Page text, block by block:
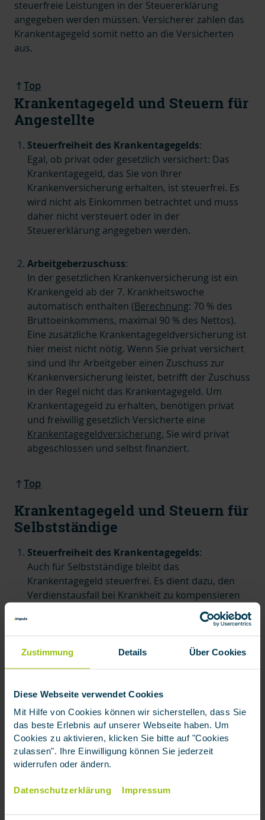
Zustimmung Details Über Cookies
Diese Webseite verwendet Cookies
Mit Hilfe von Cookies können wir sicherstellen, dass Sie
das beste Erlebnis auf unserer Webseite haben. Um
Cookies zu aktivieren, klicken Sie bitte auf "Cookies
zulassen". Ihre Einwilligung können Sie jederzeit
widerrufen oder ändern.
Datenschutzerklärung Impressum
steuerfreie Leistungen in der Steuererklärung
angegeben werden müssen. Versicherer zahlen das
Krankentagegeld somit netto an die Versicherten
aus.
Top
Krankentagegeld und Steuern für
Angestellte
Steuerfreiheit des Krankentagegelds:
Egal, ob privat oder gesetzlich versichert: Das
Krankentagegeld, das Sie von Ihrer
Krankenversicherung erhalten, ist steuerfrei. Es
wird nicht als Einkommen betrachtet und muss
daher nicht versteuert oder in der
Steuererklärung angegeben werden.
Arbeitgeberzuschuss:
In der gesetzlichen Krankenversicherung ist ein
Krankengeld ab der 7. Krankheitswoche
automatisch enthalten (Berechnung: 70 % des
Bruttoeinkommens, maximal 90 % des Nettos).
Eine zusätzliche Krankentagegeldversicherung ist
hier meist nicht nötig. Wenn Sie privat versichert
sind und Ihr Arbeitgeber einen Zuschuss zur
Krankenversicherung leistet, betrifft der Zuschuss
in der Regel nicht das Krankentagegeld. Um
Krankentagegeld zu erhalten, benötigen privat
und freiwillig gesetzlich Versicherte eine
Krankentagegeldversicherung. Sie wird privat
abgeschlossen und selbst finanziert.
Top
Krankentagegeld und Steuern für
Selbstständige
Steuerfreiheit des Krankentagegelds:
Auch für Selbstständige bleibt das
Krankentagegeld steuerfrei. Es dient dazu, den
Verdienstausfall bei Krankheit zu kompensieren
und wird daher nicht als steuerpflichtiges
Kein Arbeitgeberzuschuss
Ähnlich wie bei privat versicherten Angestellten
Krankentagegeldversicherung kümmern. Sie ist
essenziell, um während einer Krankheit weiterhin
Gehalt zu erhalten. Die Höhe des
Krankentagegelds sollte so gewählt werden, dass
es die laufenden Kosten und den Verdienstausfall
ausreichend abdeckt und somit keine
Einkommenslücke entsteht.